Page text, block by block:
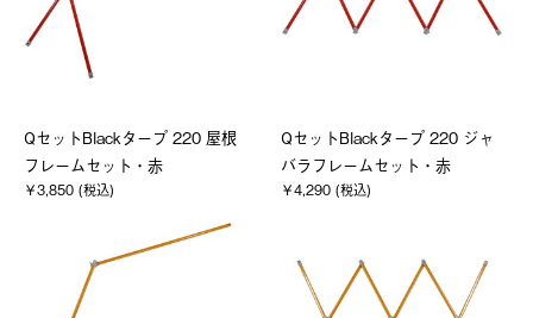
QセットBlackタープ 220 屋根
フレームセット・赤
￥3,850 (税込)
QセットBlackタープ 220 ジャ
バラフレームセット・赤
￥4,290 (税込)